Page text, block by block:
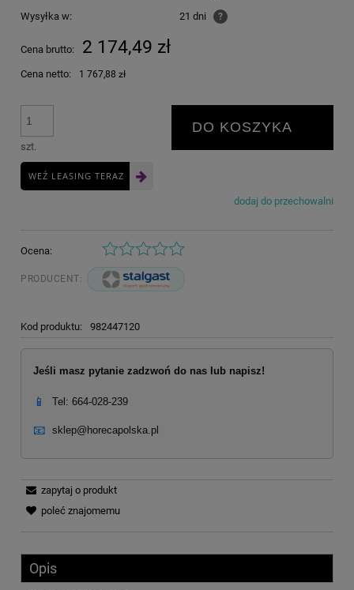
Wysyłka w: 21 dni ?
Cena brutto: 2 174,49 zł
Cena netto: 1 767,88 zł
szt.
DO KOSZYKA
WEŹ LEASING TERAZ
dodaj do przechowalni
Ocena:
PRODUCENT:
Kod produktu: 982447120
Jeśli masz pytanie zadzwoń do nas lub napisz!
📱 Tel: 664-028-239
📧 sklep@horecapolska.pl
zapytaj o produkt
poleć znajomemu
Opis